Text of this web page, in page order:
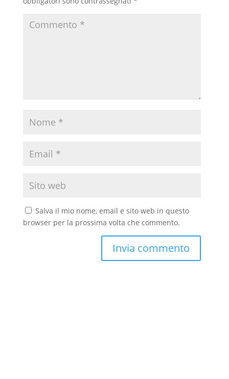
Salva il mio nome, email e sito web in questo
browser per la prossima volta che commento.